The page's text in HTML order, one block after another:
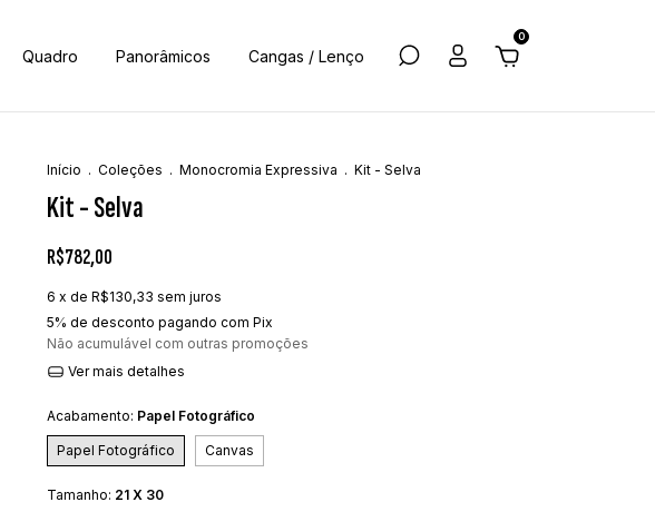
Quadro Panorâmicos Cangas / Lenço
0
Início . Coleções . Monocromia Expressiva . Kit - Selva
Kit - Selva
R$782,00
6 x de R$130,33 sem juros
5% de desconto pagando com Pix
Não acumulável com outras promoções
Ver mais detalhes
Acabamento: Papel Fotográfico
Papel Fotográfico Canvas
Tamanho: 21 X 30